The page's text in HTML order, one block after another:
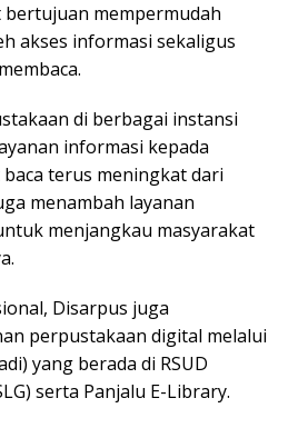
mempermudah
akses informasi sekaligus
di berbagai instansi
informasi kepada
terus meningkat dari
menambah layanan
menjangkau masyarakat
Disarpus juga
perpustakaan digital melalui
yang berada di RSUD
serta Panjalu E-Library.